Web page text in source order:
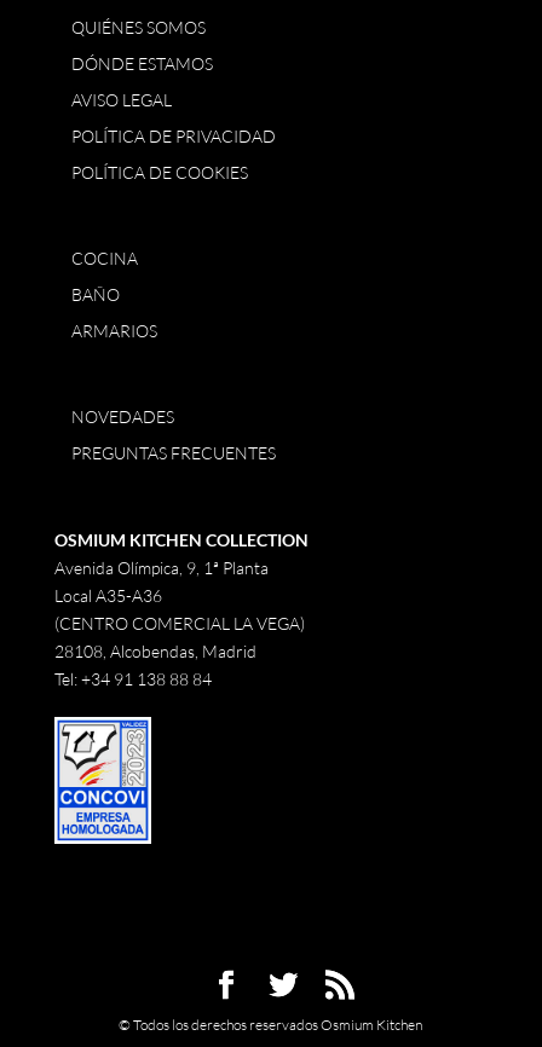
QUIÉNES SOMOS
DÓNDE ESTAMOS
AVISO LEGAL
POLÍTICA DE PRIVACIDAD
POLÍTICA DE COOKIES
COCINA
BAÑO
ARMARIOS
NOVEDADES
PREGUNTAS FRECUENTES
OSMIUM KITCHEN COLLECTION
Avenida Olímpica, 9, 1ª Planta
Local A35-A36
(CENTRO COMERCIAL LA VEGA)
28108, Alcobendas, Madrid
Tel:+34 91 138 88 84
© Todos los derechos reservados Osmium Kitchen